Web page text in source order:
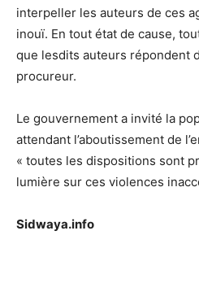
interpeller les auteurs de ces
inouï. En tout état de cause,
que lesdits auteurs répondent
procureur.
Le gouvernement a invité la
attendant l’aboutissement de
« toutes les dispositions sont
lumière sur ces violences
Sidwaya.info